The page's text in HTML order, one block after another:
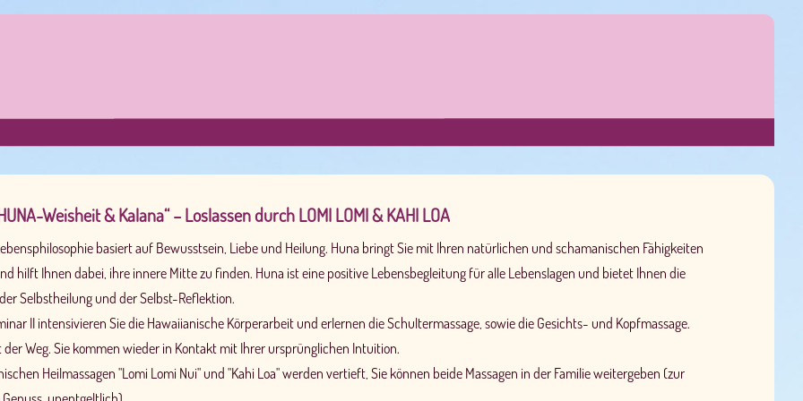
Weisheit & Kalana“ – Loslassen durch LOMI LOMI & KAHI LOA
basiert auf Bewusstsein, Liebe und Heilung. Huna bringt Sie mit Ihren natürlichen und schamanischen Fähigkeiten
hilft Ihnen dabei, ihre innere Mitte zu finden. Huna ist eine positive Lebensbegleitung für alle Lebenslagen und bietet Ihnen die
Selbstheilung und der Selbst-Reflektion.
II intensivieren Sie die Hawaiianische Körperarbeit und erlernen die Schultermassage, sowie die Gesichts- und Kopfmassage.
der Weg. Sie kommen wieder in Kontakt mit Ihrer ursprünglichen Intuition.
Heilmassagen "Lomi Lomi Nui" und "Kahi Loa" werden vertieft, Sie können beide Massagen in der Familie weitergeben (zur